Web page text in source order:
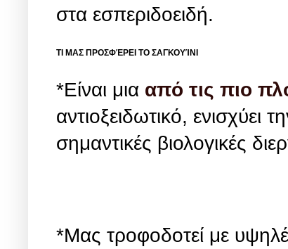
στα εσπεριδοειδή.
ΤΙ ΜΑΣ ΠΡΟΣΦΈΡΕΙ ΤΟ ΣΑΓΚΟΥΊΝΙ
*Είναι μια από τις πιο
αντιοξειδωτικό, ενισχύει
σημαντικές βιολογικές
*Μας τροφοδοτεί με